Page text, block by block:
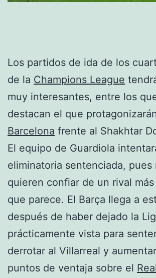
Los partidos de ida de los
de la Champions League
muy interesantes, entre los
destacan el que
Barcelona frente al Shakhtar
El equipo de Guardiola
eliminatoria sentenciada, pues
quieren confiar de un rival
que parece. El Barça llega a
después de haber dejado la
prácticamente vista para
derrotar al Villarreal y
puntos de ventaja sobre el